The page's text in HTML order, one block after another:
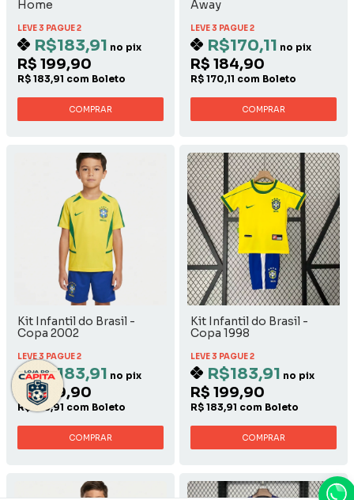
Home
LEVE 3 PAGUE 2
R$183,91 no pix
R$ 199,90
R$ 183,91 com Boleto
COMPRAR
Away
LEVE 3 PAGUE 2
R$170,11 no pix
R$ 184,90
R$ 170,11 com Boleto
COMPRAR
Kit Infantil do Brasil -
Copa 2002
LEVE 3 PAGUE 2
R$183,91 no pix
R$ 199,90
R$ 183,91 com Boleto
COMPRAR
Kit Infantil do Brasil -
Copa 1998
LEVE 3 PAGUE 2
R$183,91 no pix
R$ 199,90
R$ 183,91 com Boleto
COMPRAR